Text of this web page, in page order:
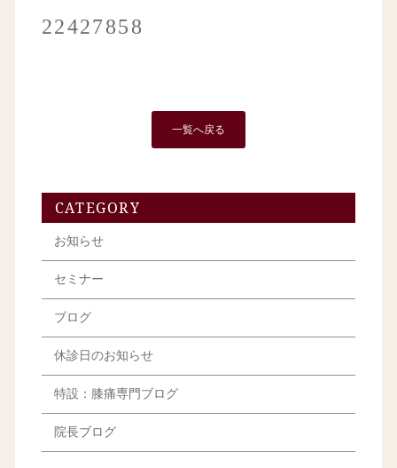
22427858
一覧へ戻る
CATEGORY
お知らせ
セミナー
ブログ
休診日のお知らせ
特設：膝痛専門ブログ
院長ブログ